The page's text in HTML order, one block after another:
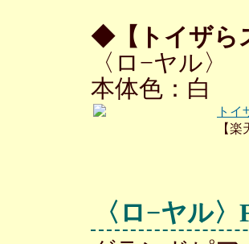
◆【トイザら
〈ロ−ヤル〉
本体色：白
ト
【
〈ロ−ヤル